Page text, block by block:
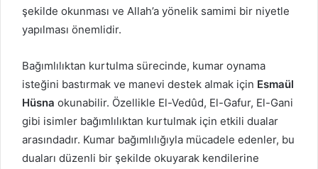
şekilde okunması ve Allah’a yönelik samimi bir niyetle
yapılması önemlidir.
Bağımlılıktan kurtulma sürecinde, kumar oynama
isteğini bastırmak ve manevi destek almak için Esmaül
Hüsna okunabilir. Özellikle El-Vedûd, El-Gafur, El-Gani
gibi isimler bağımlılıktan kurtulmak için etkili dualar
arasındadır. Kumar bağımlılığıyla mücadele edenler, bu
duaları düzenli bir şekilde okuyarak kendilerine